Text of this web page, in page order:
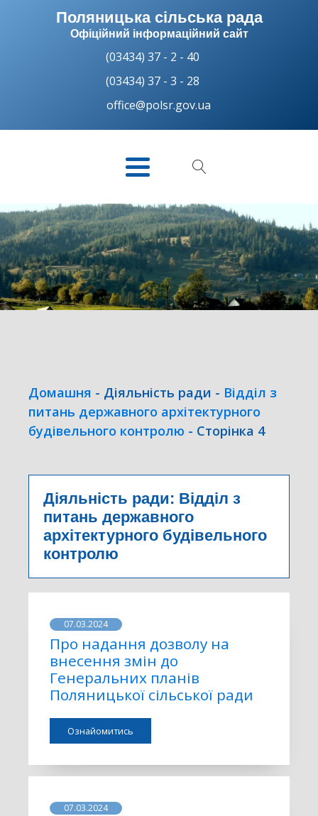
Поляницька сільська рада
Офіційний інформаційний сайт
(03434) 37 - 2 - 40
(03434) 37 - 3 - 28
office@polsr.gov.ua
Домашня - Діяльність ради - Відділ з
питань державного архітектурного
будівельного контролю - Сторінка 4
Діяльність ради: Відділ з
питань державного
архітектурного будівельного
контролю
07.03.2024
Про надання дозволу на
внесення змін до
Генеральних планів
Поляницької сільської ради
Ознайомитись
07.03.2024